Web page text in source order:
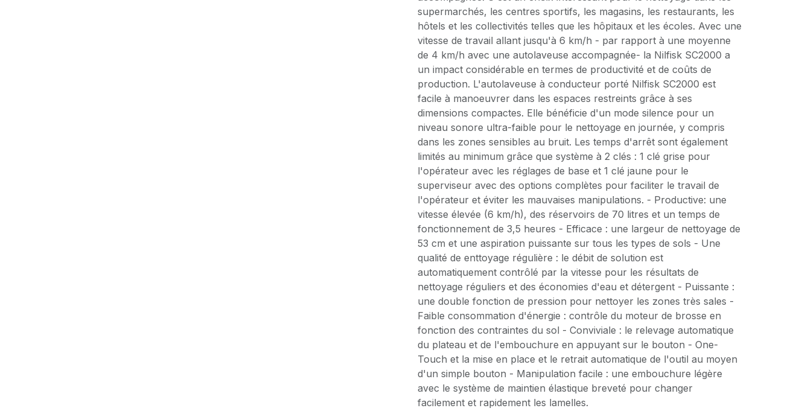
supermarchés, les centres sportifs, les magasins, les restaurants, les
hôtels et les collectivités telles que les hôpitaux et les écoles. Avec une
vitesse de travail allant jusqu'à 6 km/h - par rapport à une moyenne
de 4 km/h avec une autolaveuse accompagnée- la Nilfisk SC2000 a
un impact considérable en termes de productivité et de coûts de
production. L'autolaveuse à conducteur porté Nilfisk SC2000 est
facile à manoeuvrer dans les espaces restreints grâce à ses
dimensions compactes. Elle bénéficie d'un mode silence pour un
niveau sonore ultra-faible pour le nettoyage en journée, y compris
dans les zones sensibles au bruit. Les temps d'arrêt sont également
limités au minimum grâce que système à 2 clés : 1 clé grise pour
l'opérateur avec les réglages de base et 1 clé jaune pour le
superviseur avec des options complètes pour faciliter le travail de
l'opérateur et éviter les mauvaises manipulations. - Productive: une
vitesse élevée (6 km/h), des réservoirs de 70 litres et un temps de
fonctionnement de 3,5 heures - Efficace : une largeur de nettoyage de
53 cm et une aspiration puissante sur tous les types de sols - Une
qualité de enttoyage régulière : le débit de solution est
automatiquement contrôlé par la vitesse pour les résultats de
nettoyage réguliers et des économies d'eau et détergent - Puissante :
une double fonction de pression pour nettoyer les zones très sales -
Faible consommation d'énergie : contrôle du moteur de brosse en
fonction des contraintes du sol - Conviviale : le relevage automatique
du plateau et de l'embouchure en appuyant sur le bouton - One-
Touch et la mise en place et le retrait automatique de l'outil au moyen
d'un simple bouton - Manipulation facile : une embouchure légère
avec le système de maintien élastique breveté pour changer
facilement et rapidement les lamelles.